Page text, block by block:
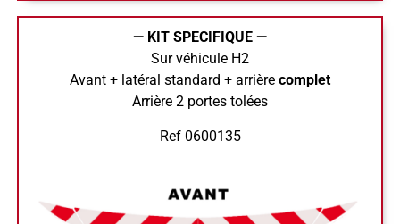
— KIT SPECIFIQUE —
Sur véhicule H2
Avant + latéral standard + arrière complet
Arrière 2 portes tolées
Ref 0600135